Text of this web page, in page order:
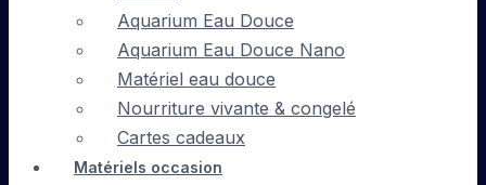
Aquarium Eau Douce
Aquarium Eau Douce Nano
Matériel eau douce
Nourriture vivante & congelé
Cartes cadeaux
Matériels occasion